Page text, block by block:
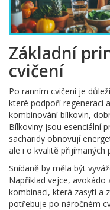
Základní
cvičení
Po ranním cvičení je
které podpoří regeneraci
kombinování bílkovin,
Bílkoviny jsou esenciální
sacharidy obnovují
ale i o kvalitě přijímaných
Snídaně by měla být
Například vejce,
kombinaci, která zasytí a
potřebuje po náročném